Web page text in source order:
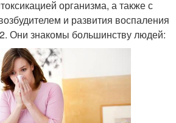
организма, а также с
и развития воспаления
Они знакомы большинству людей: